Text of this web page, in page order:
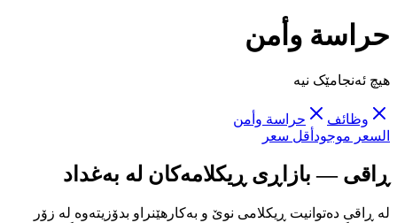
حراسة وأمن
هیچ ئەنجامێک نیە
وظائف
حراسة وأمن
السعر موجود أقل سعر
ڕاقی — بازاڕی ڕیکلامەکان لە بەغداد
لە ڕاقی دەتوانیت ڕیکلامی نوێ و بەکارهێنراو بدۆزیتەوە لە زۆر